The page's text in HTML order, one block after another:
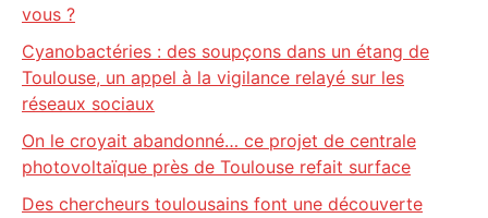
vous ?
Cyanobactéries : des soupçons dans un étang de
Toulouse, un appel à la vigilance relayé sur les
réseaux sociaux
On le croyait abandonné… ce projet de centrale
photovoltaïque près de Toulouse refait surface
Des chercheurs toulousains font une découverte